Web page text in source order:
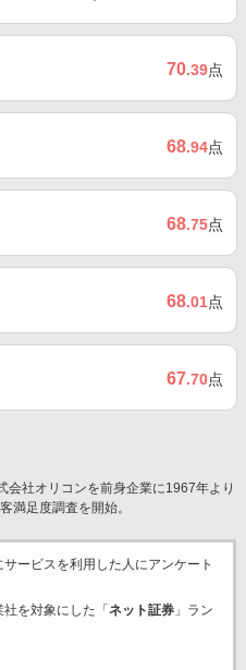
70.39点
68.94点
68.75点
68.01点
67.70点
会社オリコンを前身企業に1967年より
満足度調査を開始。
ービスを利用した 人にアンケート
社を対象にした「 ネット証券」ラン